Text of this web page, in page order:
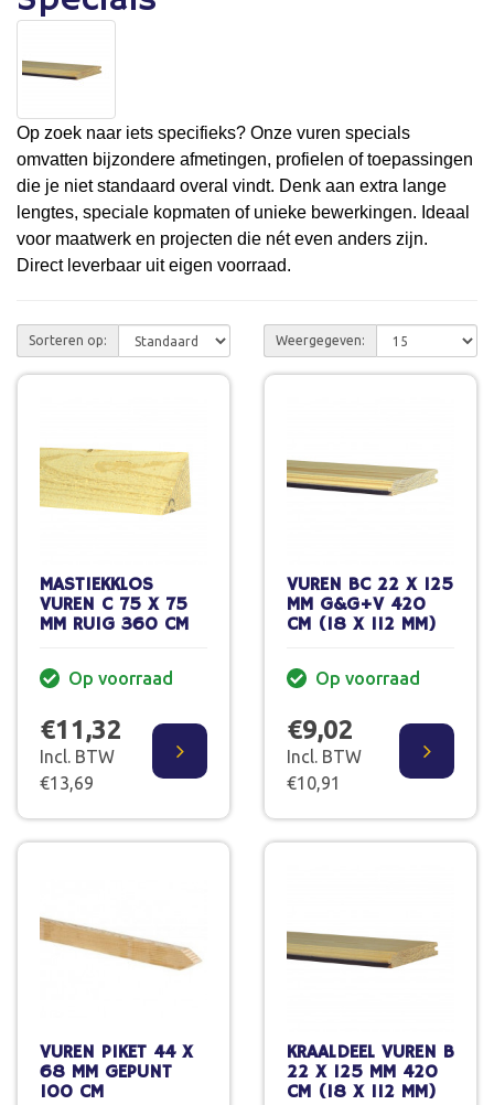
Op zoek naar iets specifieks? Onze vuren specials
omvatten bijzondere afmetingen, profielen of toepassingen
die je niet standaard overal vindt. Denk aan extra lange
lengtes, speciale kopmaten of unieke bewerkingen. Ideaal
voor maatwerk en projecten die nét even anders zijn.
Direct leverbaar uit eigen voorraad.
Sorteren op: Weergegeven:
MASTIEKKLOS
VUREN C 75 X 75
MM RUIG 360 CM
Op voorraad
€11,32
Incl. BTW
€13,69
VUREN BC 22 X 125
MM G&G+V 420
CM (18 X 112 MM)
Op voorraad
€9,02
Incl. BTW
€10,91
VUREN PIKET 44 X
68 MM GEPUNT
100 CM
KRAALDEEL VUREN B
22 X 125 MM 420
CM (18 X 112 MM)